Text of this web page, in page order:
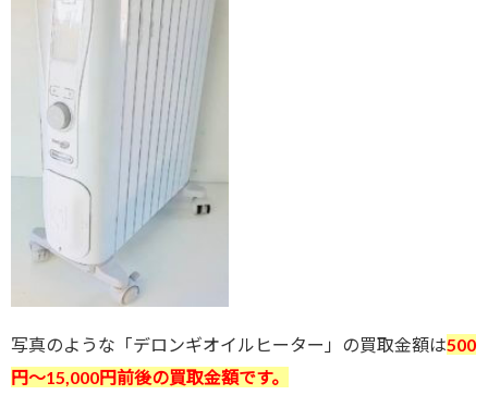
写真のような「デロンギオイルヒーター」の買取金額は500
円～15,000円前後の買取金額です。